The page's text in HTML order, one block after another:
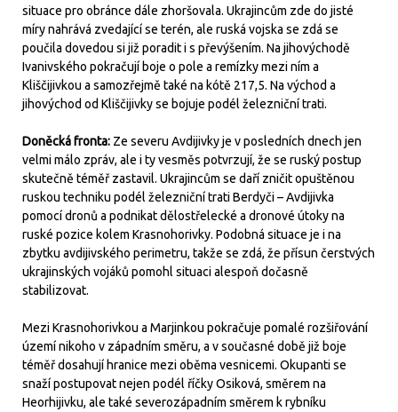
situace pro obránce dále zhoršovala. Ukrajincům zde do jisté
míry nahrává zvedající se terén, ale ruská vojska se zdá se
poučila dovedou si již poradit i s převýšením. Na jihovýchodě
Ivanivského pokračují boje o pole a remízky mezi ním a
Kliščijivkou a samozřejmě také na kótě 217,5. Na východ a
jihovýchod od Kliščijivky se bojuje podél železniční trati.
Doněcká fronta: Ze severu Avdijivky je v posledních dnech jen
velmi málo zpráv, ale i ty vesměs potvrzují, že se ruský postup
skutečně téměř zastavil. Ukrajincům se daří zničit opuštěnou
ruskou techniku podél železniční trati Berdyči – Avdijivka
pomocí dronů a podnikat dělostřelecké a dronové útoky na
ruské pozice kolem Krasnohorivky. Podobná situace je i na
zbytku avdijivského perimetru, takže se zdá, že přísun čerstvých
ukrajinských vojáků pomohl situaci alespoň dočasně
stabilizovat.
Mezi Krasnohorivkou a Marjinkou pokračuje pomalé rozšiřování
území nikoho v západním směru, a v současné době již boje
téměř dosahují hranice mezi oběma vesnicemi. Okupanti se
snaží postupovat nejen podél říčky Osiková, směrem na
Heorhijivku, ale také severozápadním směrem k rybníku